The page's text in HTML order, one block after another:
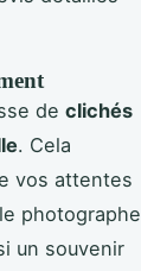
de clichés
. Cela
vos attentes
photographe
un souvenir